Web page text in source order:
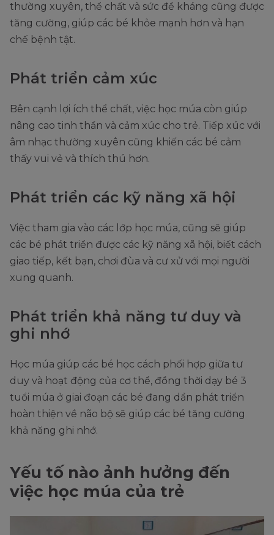
thường xuyên, thể chất và sức đề kháng cũng được
tăng cường, giúp các bé khỏe mạnh hơn và hạn
chế bệnh tật.
Phát triển cảm xúc
Bên cạnh lợi ích thể chất, việc học múa còn giúp
nâng cao tinh thần và cảm xúc cho trẻ. Tiếp xúc với
âm nhạc thường xuyên cũng khiến các bé cảm
thấy vui vẻ và thích thú hơn.
Phát triển các kỹ năng xã hội
Việc tham gia vào các lớp học múa, cũng sẽ giúp
các bé phát triển được các kỹ năng xã hội, biết cách
giao tiếp, kết bạn, chơi đùa và cư xử với mọi người
xung quanh.
Phát triển khả năng tư duy và
ghi nhớ
Học múa giúp các bé học cách phối hợp giữa tư
duy và hoạt động của cơ thể, đồng thời dạy bé 3
tuổi múa ở giai đoạn các bé đang dần phát triển
hoàn thiện về não bộ sẽ giúp các bé tăng cường
khả năng ghi nhớ.
Yếu tố nào ảnh hưởng đến
việc học múa của trẻ